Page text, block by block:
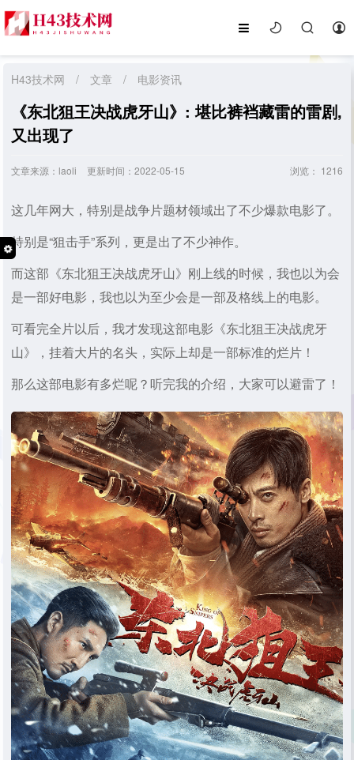
H43技术网 / 文章 / 电影资讯
《东北狙王决战虎牙山》: 堪比裤裆藏雷的雷剧,
又出现了
文章来源：laoli 更新时间：2022-05-15 浏览： 1216
这几年网大，特别是战争片题材领域出了不少爆款电影了。
特别是“狙击手”系列，更是出了不少神作。
而这部《东北狙王决战虎牙山》刚上线的时候，我也以为会
是一部好电影，我也以为至少会是一部及格线上的电影。
可看完全片以后，我才发现这部电影《东北狙王决战虎牙
山》，挂着大片的名头，实际上却是一部标准的烂片！
那么这部电影有多烂呢？听完我的介绍，大家可以避雷了！